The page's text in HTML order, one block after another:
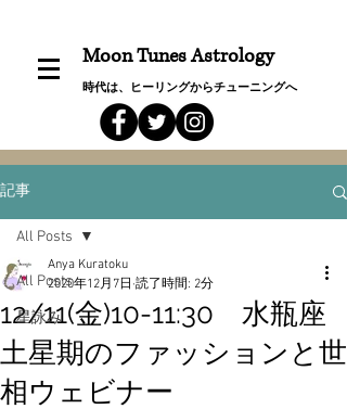
Moon Tunes Astrology
時代は、ヒーリングからチューニングへ
記事
All Posts
星詠み
All Posts
12/11(金)10-11:30 水瓶座
土星期のファッションと世
相ウェビナー
Anya Kuratoku
2020年12月7日 読了時間: 2分